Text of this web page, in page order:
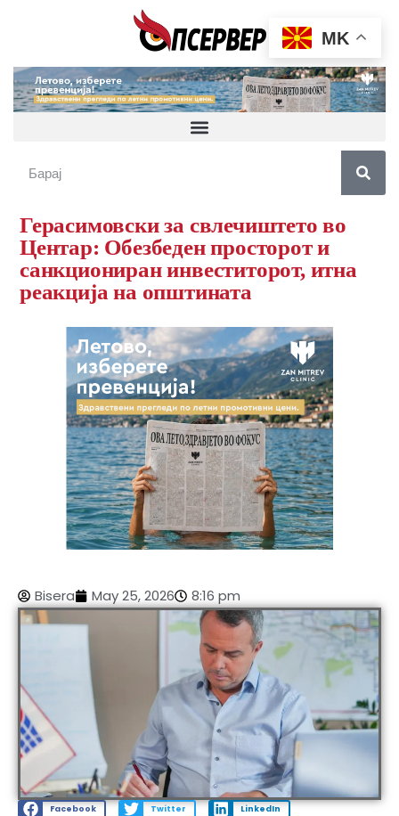
Герасимовски за свлечиштето во
Центар: Обезбеден просторот и
санкциониран инвеститорот, итна
реакција на општината
Bisera May 25, 2026 8:16 pm
Facebook Twitter LinkedIn
MK